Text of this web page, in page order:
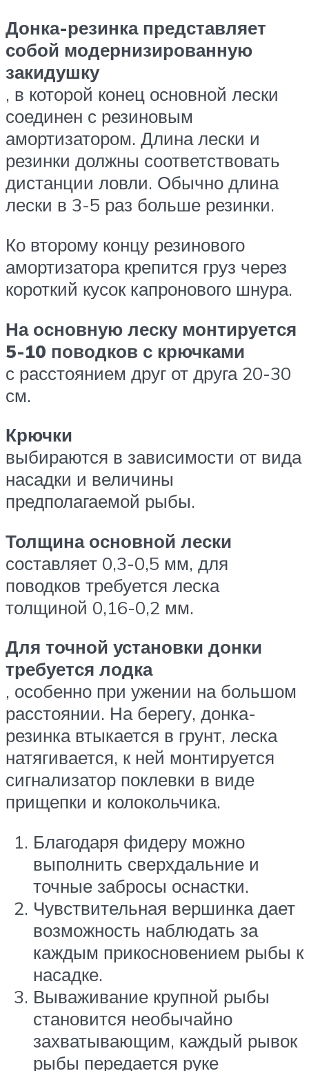
Донка-резинка представляет
собой модернизированную
закидушку
, в которой конец основной лески
соединен с резиновым
амортизатором. Длина лески и
резинки должны соответствовать
дистанции ловли. Обычно длина
лески в 3-5 раз больше резинки.
Ко второму концу резинового
амортизатора крепится груз через
короткий кусок капронового шнура.
На основную леску монтируется
5-10 поводков с крючками
с расстоянием друг от друга 20-30
см.
Крючки
выбираются в зависимости от вида
насадки и величины
предполагаемой рыбы.
Толщина основной лески
составляет 0,3-0,5 мм, для
поводков требуется леска
толщиной 0,16-0,2 мм.
Для точной установки донки
требуется лодка
, особенно при ужении на большом
расстоянии. На берегу, донка-
резинка втыкается в грунт, леска
натягивается, к ней монтируется
сигнализатор поклевки в виде
прищепки и колокольчика.
Благодаря фидеру можно
выполнить сверхдальние и
точные забросы оснастки.
Чувствительная вершинка дает
возможность наблюдать за
каждым прикосновением рыбы к
насадке.
Вываживание крупной рыбы
становится необычайно
захватывающим, каждый рывок
рыбы передается руке